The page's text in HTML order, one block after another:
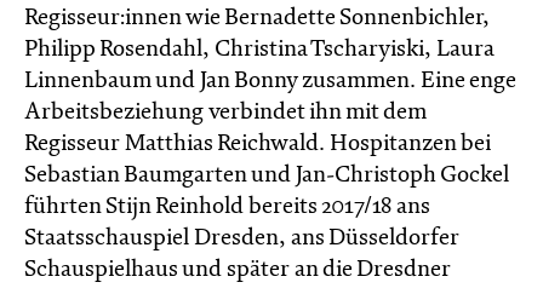
Regisseur:innen wie Bernadette Sonnenbichler,
Philipp Rosendahl, Christina Tscharyiski, Laura
Linnenbaum und Jan Bonny zusammen. Eine enge
Arbeitsbeziehung verbindet ihn mit dem
Regisseur Matthias Reichwald. Hospitanzen bei
Sebastian Baumgarten und Jan-Christoph Gockel
führten Stijn Reinhold bereits 2017/18 ans
Staatsschauspiel Dresden, ans Düsseldorfer
Schauspielhaus und später an die Dresdner